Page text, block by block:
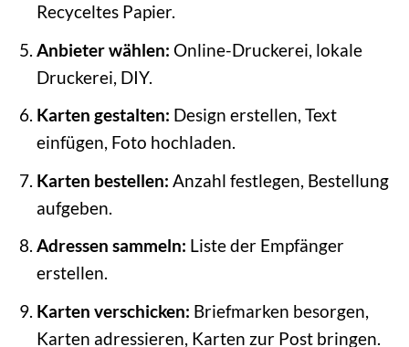
Recyceltes Papier.
Anbieter wählen: Online-Druckerei, lokale
Druckerei, DIY.
Karten gestalten: Design erstellen, Text
einfügen, Foto hochladen.
Karten bestellen: Anzahl festlegen, Bestellung
aufgeben.
Adressen sammeln: Liste der Empfänger
erstellen.
Karten verschicken: Briefmarken besorgen,
Karten adressieren, Karten zur Post bringen.